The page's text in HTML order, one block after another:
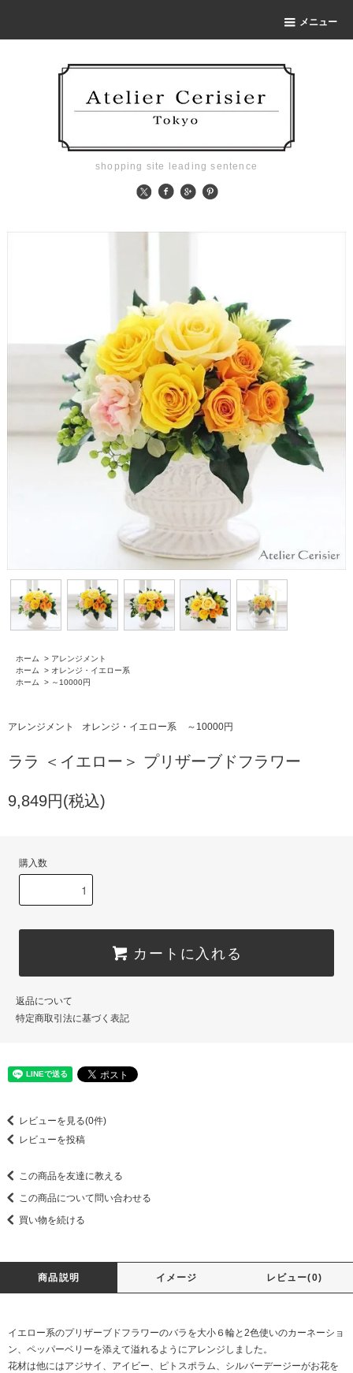
メニュー
shopping site leading sentence
ホーム > アレンジメント
ホーム
> オレンジ・イエロー系
ホーム
> ～10000円
アレンジメント オレンジ・イエロー系 ～10000円
ララ ＜イエロー＞ プリザーブドフラワー
9,849円(税込)
購入数
カートに入れる
返品について
特定商取引法に基づく表記
レビューを見る(0件)
レビューを投稿
この商品を友達に教える
この商品について問い合わせる
買い物を続ける
商品説明 イメージ レビュー(0)
イエロー系のプリザーブドフラワーのバラを大小６輪と2色使いのカーネーショ
ン、ペッパーベリーを添えて溢れるようにアレンジしました。
花材は他にはアジサイ、アイビー、ピトスポラム、シルバーデージーがお花を